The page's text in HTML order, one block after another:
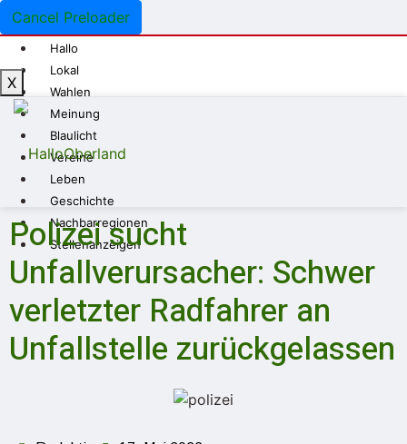
Cancel Preloader
Hallo
Lokal
Wahlen
Meinung
Blaulicht
Vereine
Leben
Geschichte
Nachbarregionen
Stellenanzeigen
X
Polizei sucht
Unfallverursacher: Schwer
verletzter Radfahrer an
Unfallstelle zurückgelassen